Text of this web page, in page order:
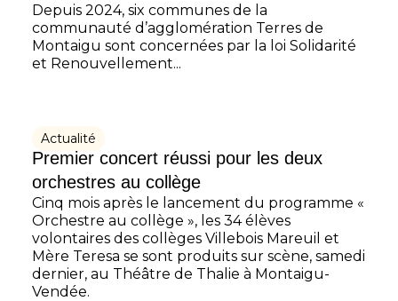
Depuis 2024, six communes de la
communauté d’agglomération Terres de
Montaigu sont concernées par la loi Solidarité
et Renouvellement...
Actualité
Premier concert réussi pour les deux
orchestres au collège
Cinq mois après le lancement du programme «
Orchestre au collège », les 34 élèves
volontaires des collèges Villebois Mareuil et
Mère Teresa se sont produits sur scène, samedi
dernier, au Théâtre de Thalie à Montaigu-
Vendée.